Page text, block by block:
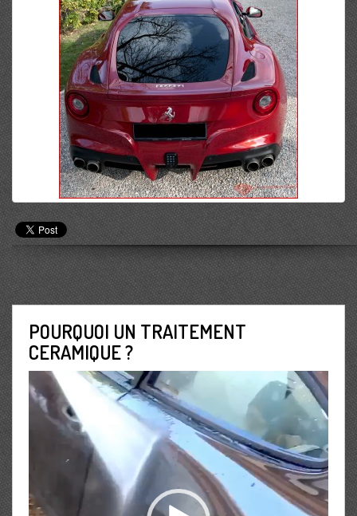
POURQUOI UN TRAITEMENT
CERAMIQUE ?
Lecteur
vidéo